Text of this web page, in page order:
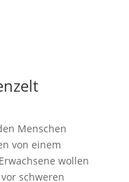
Menschen
von einem
wollen
schweren